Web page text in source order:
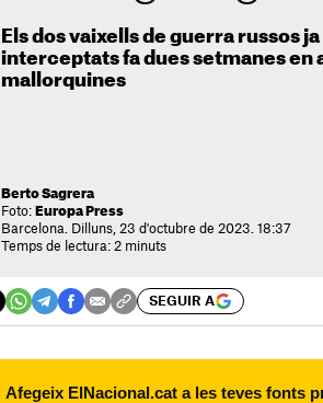
Els dos vaixells de guerra russos
interceptats fa dues setmanes en
mallorquines
Berto Sagrera
Foto: Europa Press
Barcelona. Dilluns, 23 d'octubre de 2023. 18:37
Temps de lectura: 2 minuts
SEGUIR A
Afegeix ElNacional.cat a les teves fonts